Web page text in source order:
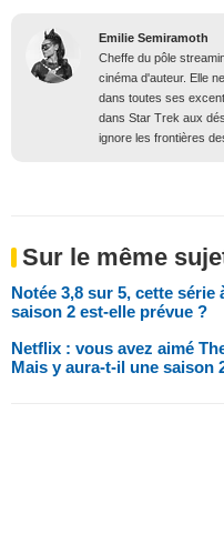
Emilie Semiramoth
Cheffe du pôle
cinéma d'auteur. Elle
dans toutes ses
dans Star Trek aux
ignore les frontières
Sur le même
Notée 3,8 sur 5, cette
saison 2 est-elle prévue ?
Netflix : vous avez aimé
Mais y aura-t-il une saison